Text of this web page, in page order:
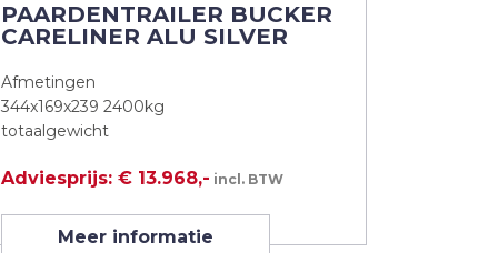
PAARDENTRAILER BUCKER
CARELINER ALU SILVER
Afmetingen
344x169x239 2400kg
totaalgewicht
Adviesprijs: € 13.968,- incl. BTW
Meer informatie